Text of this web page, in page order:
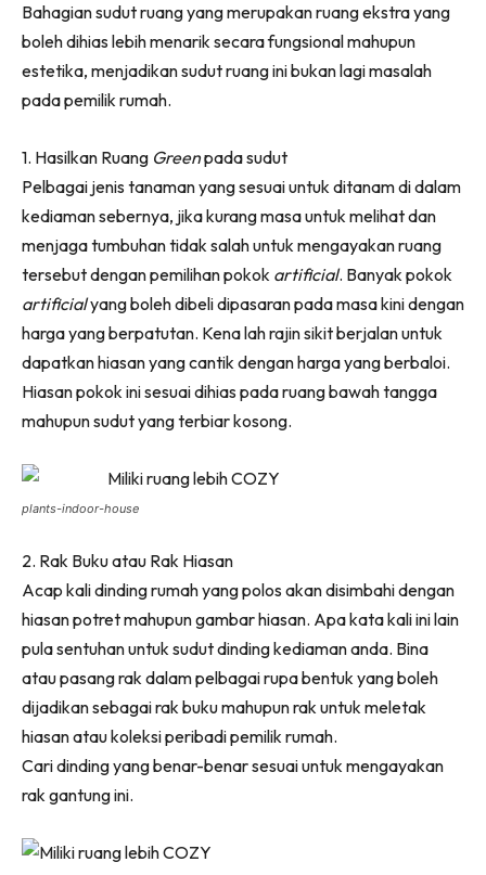
Impiana Makeover
Makeover Ruang Selebriti
Destinasi
Kafe
Hartanah
High Rise
Landed
Video
Beli Di Mana
Buat Sendiri
Ilham Impiana
Ilham Impiana 360
Ilham Impiana Inspirasi Selebriti
Lahar Dekor
Sembang Dekor
Sembang Laman
Tip Impiana
Tip Laman
Hub Ideaktiv
Bahagian sudut ruang yang merupakan ruang ekstra yang
boleh dihias lebih menarik secara fungsional mahupun
estetika, menjadikan sudut ruang ini bukan lagi masalah
pada pemilik rumah.
1. Hasilkan Ruang Greenpada sudut
Pelbagai jenis tanaman yang sesuai untuk ditanam di dalam
kediaman sebernya, jika kurang masa untuk melihat dan
menjaga tumbuhan tidak salah untuk mengayakan ruang
tersebut dengan pemilihan pokok artificial. Banyak pokok
artificialyang boleh dibeli dipasaran pada masa kini dengan
harga yang berpatutan. Kena lah rajin sikit berjalan untuk
dapatkan hiasan yang cantik dengan harga yang berbaloi.
Hiasan pokok ini sesuai dihias pada ruang bawah tangga
mahupun sudut yang terbiar kosong.
plants-indoor-house
2. Rak Buku atau Rak Hiasan
Acap kali dinding rumah yang polos akan disimbahi dengan
hiasan potret mahupun gambar hiasan. Apa kata kali ini lain
pula sentuhan untuk sudut dinding kediaman anda. Bina
atau pasang rak dalam pelbagai rupa bentuk yang boleh
dijadikan sebagai rak buku mahupun rak untuk meletak
hiasan atau koleksi peribadi pemilik rumah.
Cari dinding yang benar-benar sesuai untuk mengayakan
rak gantung ini.